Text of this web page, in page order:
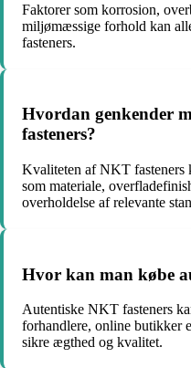
Faktorer som korrosion,
miljømæssige forhold kan
fasteners.
Hvordan genkender
fasteners?
Kvaliteten af NKT fasteners
som materiale,
overholdelse af relevante
Hvor kan man købe
Autentiske NKT fasteners
forhandlere, online butikker
sikre ægthed og kvalitet.